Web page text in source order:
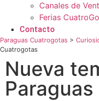
Canales de
Ferias
Contacto
Paraguas Cuatrogotas >
Cuatrogotas
Nueva